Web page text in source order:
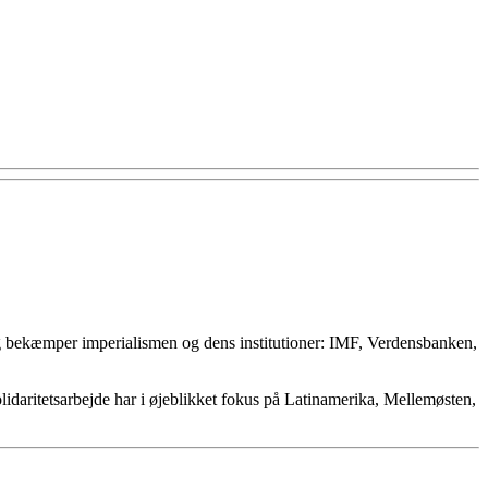
imperialismen og dens institutioner: IMF, Verdensbanken,
har i øjeblikket fokus på Latinamerika, Mellemøsten,